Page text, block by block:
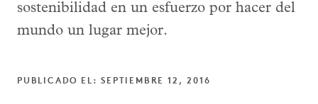
sostenibilidad en un esfuerzo por hacer del
mundo un lugar mejor.
PUBLICADO EL: SEPTIEMBRE 12, 2016